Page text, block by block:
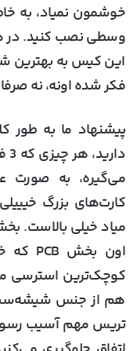
خوشمون نمیاد، به
وسطی نصب کنید. در
این کیس به بهترین
فکر شده اونه، نه
پیشنهاد ما به طور
می‌گیره، به صورت
میاد خیلی بالاست.
هم از جنس شیشه‌ست
تریس مهم آسیب